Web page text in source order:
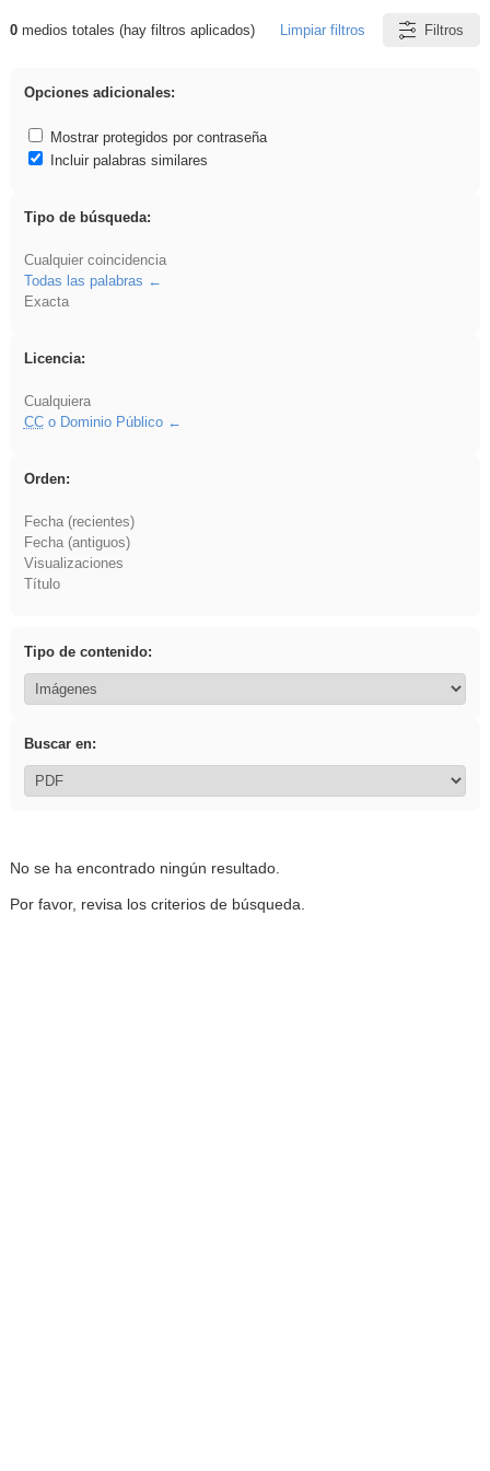
Resultados de: venganza
0medios totales (hay filtros aplicados) Limpiar filtros Filtros
Opciones adicionales:
Mostrar protegidos por contraseña
Incluir palabras similares
Tipo de búsqueda:
Cualquier coincidencia
Todas las palabras
Exacta
Licencia:
Cualquiera
CCo Dominio Público
Orden:
Fecha (recientes)
Fecha (antiguos)
Visualizaciones
Título
Tipo de contenido:
Buscar en:
No se ha encontrado ningún resultado.
Por favor, revisa los criterios de búsqueda.